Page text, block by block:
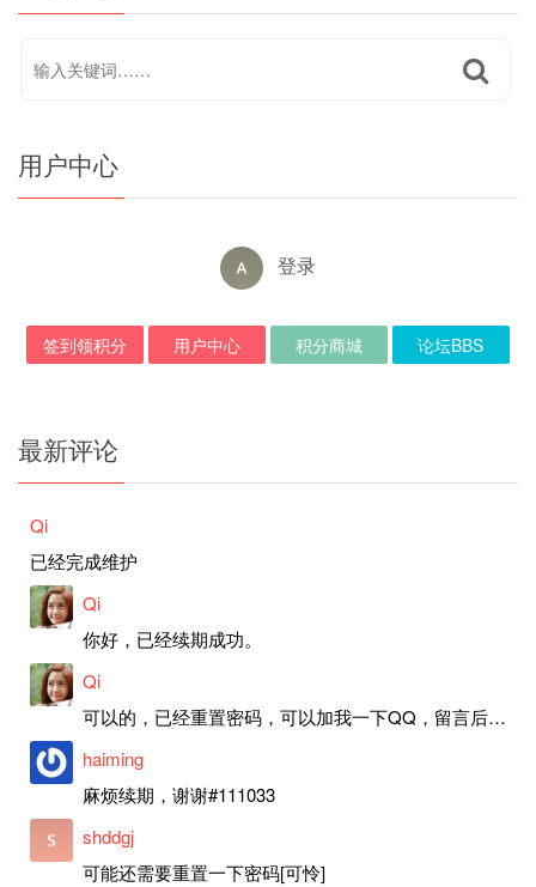
用户中心
登录
签到领积分 用户中心 积分商城 论坛BBS
最新评论
Qi
已经完成维护
Qi
你好，已经续期成功。
Qi
可以的，已经重置密码，可以加我一下QQ，留言后我就发密码给你。
haiming
麻烦续期，谢谢#111033
shddgj
可能还需要重置一下密码[可怜]